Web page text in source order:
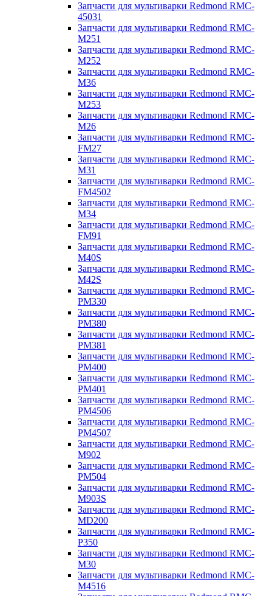
Запчасти для мультиварки Redmond RMC-
45031
Запчасти для мультиварки Redmond RMC-
M251
Запчасти для мультиварки Redmond RMC-
M252
Запчасти для мультиварки Redmond RMC-
M36
Запчасти для мультиварки Redmond RMC-
M253
Запчасти для мультиварки Redmond RMC-
M26
Запчасти для мультиварки Redmond RMC-
FM27
Запчасти для мультиварки Redmond RMC-
M31
Запчасти для мультиварки Redmond RMC-
FM4502
Запчасти для мультиварки Redmond RMC-
M34
Запчасти для мультиварки Redmond RMC-
FM91
Запчасти для мультиварки Redmond RMC-
M40S
Запчасти для мультиварки Redmond RMC-
M42S
Запчасти для мультиварки Redmond RMC-
PM330
Запчасти для мультиварки Redmond RMC-
PM380
Запчасти для мультиварки Redmond RMC-
PM381
Запчасти для мультиварки Redmond RMC-
PM400
Запчасти для мультиварки Redmond RMC-
PM401
Запчасти для мультиварки Redmond RMC-
PM4506
Запчасти для мультиварки Redmond RMC-
PM4507
Запчасти для мультиварки Redmond RMC-
M902
Запчасти для мультиварки Redmond RMC-
PM504
Запчасти для мультиварки Redmond RMC-
M903S
Запчасти для мультиварки Redmond RMC-
MD200
Запчасти для мультиварки Redmond RMC-
P350
Запчасти для мультиварки Redmond RMC-
M30
Запчасти для мультиварки Redmond RMC-
M4516